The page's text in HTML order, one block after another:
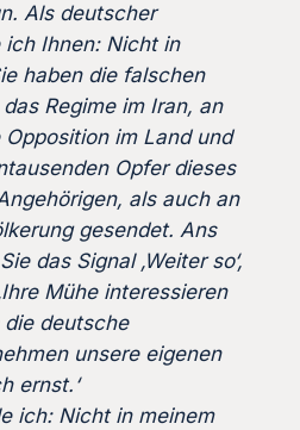
Als deutscher
Ihnen: Nicht in
haben die falschen
Regime im Iran, an
im Land und
Opfer dieses
als auch an
gesendet. Ans
das Signal ‚Weiter so‘,
Mühe interessieren
die deutsche
unsere eigenen
ernst.‘
ich: Nicht in meinem